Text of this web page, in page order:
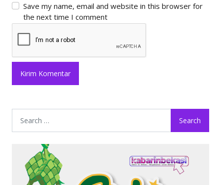
Save my name, email and website in this browser for
the next time I comment